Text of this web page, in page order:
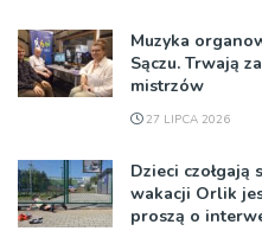
Muzyka
Sączu. Trwają
mistrzów
27 LIPCA 2026
Dzieci czołgają
wakacji Orlik
proszą o